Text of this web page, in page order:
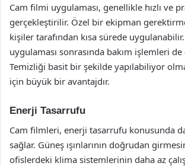
Cam filmi uygulaması, genellikle hızlı ve
gerçekleştirilir. Özel bir ekipman
kişiler tarafından kısa sürede
uygulaması sonrasında bakım işlemleri
Temizliği basit bir şekilde yapılabiliyor
için büyük bir avantajdır.
Enerji Tasarrufu
Cam filmleri, enerji tasarrufu konusunda
sağlar. Güneş ışınlarının doğrudan
ofislerdeki klima sistemlerinin daha az